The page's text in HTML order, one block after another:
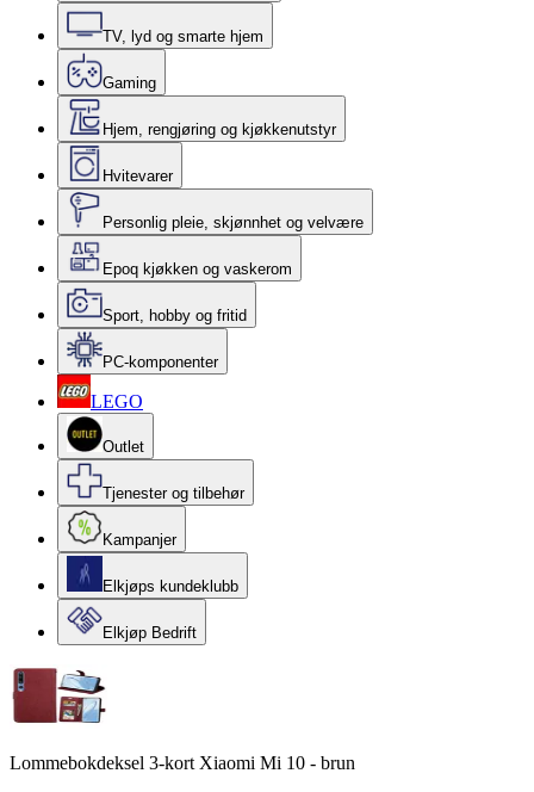
TV, lyd og smarte hjem
Gaming
Hjem, rengjøring og kjøkkenutstyr
Hvitevarer
Personlig pleie, skjønnhet og velvære
Epoq kjøkken og vaskerom
Sport, hobby og fritid
PC-komponenter
LEGO
Outlet
Tjenester og tilbehør
Kampanjer
Elkjøps kundeklubb
Elkjøp Bedrift
Lommebokdeksel 3-kort Xiaomi Mi 10 - brun